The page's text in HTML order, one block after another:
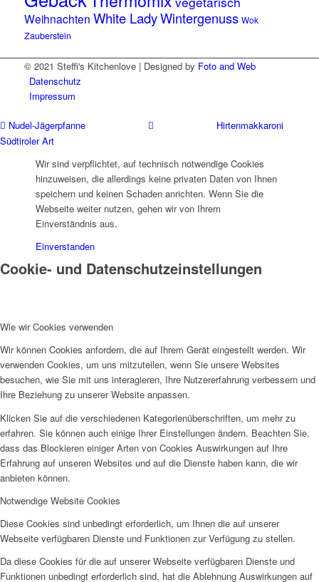
Weihnachten White LadyWintergenuss Wok
Zauberstein
© 2021 Steffi's Kitchenlove | Designed by Foto and Web
Datenschutz
Impressum
Nudel-Jägerpfanne
Hirtenmakkaroni
Südtiroler Art
Wir sind verpflichtet, auf technisch notwendige Cookies
hinzuweisen, die allerdings keine privaten Daten von Ihnen
speichern und keinen Schaden anrichten. Wenn Sie die
Webseite weiter nutzen, gehen wir von Ihrem
Einverständnis aus.
Einverstanden
Cookie- und Datenschutzeinstellungen
Wie wir Cookies verwenden
Wir können Cookies anfordern, die auf Ihrem Gerät eingestellt werden. Wir
verwenden Cookies, um uns mitzuteilen, wenn Sie unsere Websites
besuchen, wie Sie mit uns interagieren, Ihre Nutzererfahrung verbessern und
Ihre Beziehung zu unserer Website anpassen.
Klicken Sie auf die verschiedenen Kategorienüberschriften, um mehr zu
erfahren. Sie können auch einige Ihrer Einstellungen ändern. Beachten Sie,
dass das Blockieren einiger Arten von Cookies Auswirkungen auf Ihre
Erfahrung auf unseren Websites und auf die Dienste haben kann, die wir
anbieten können.
Notwendige Website Cookies
Diese Cookies sind unbedingt erforderlich, um Ihnen die auf unserer
Webseite verfügbaren Dienste und Funktionen zur Verfügung zu stellen.
Da diese Cookies für die auf unserer Webseite verfügbaren Dienste und
Funktionen unbedingt erforderlich sind, hat die Ablehnung Auswirkungen auf